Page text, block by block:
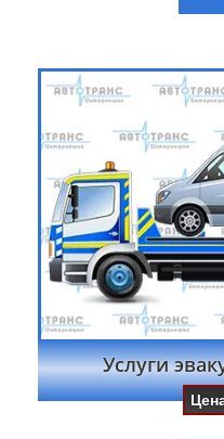
Услуги